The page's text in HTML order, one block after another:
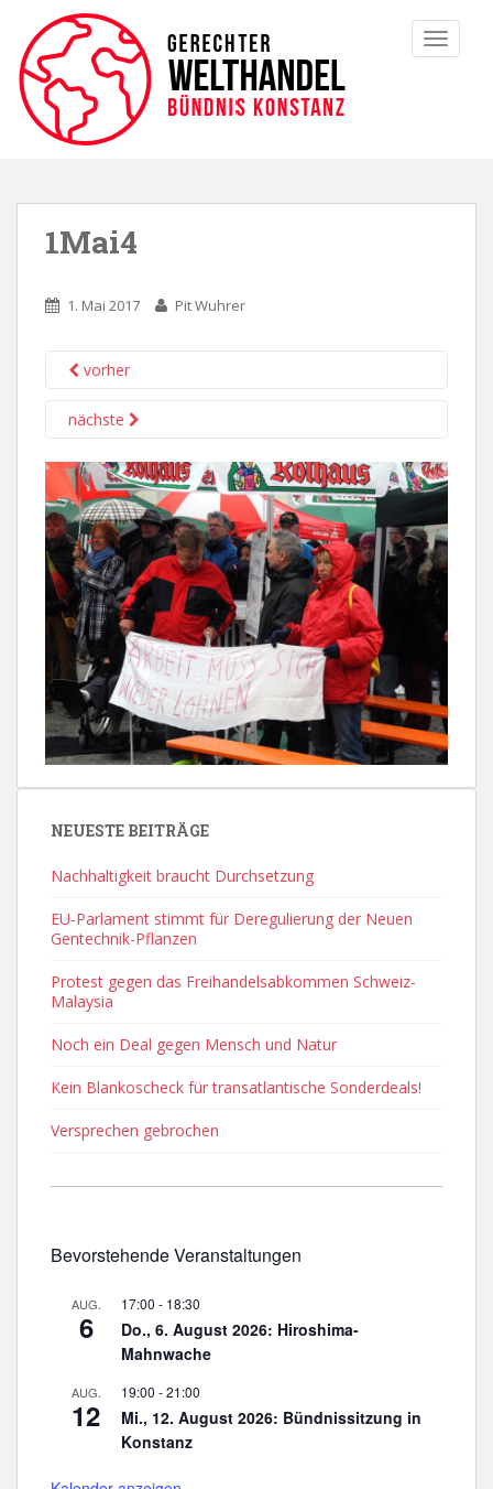
1Mai4
1. Mai 2017 Pit Wuhrer
vorher
nächste
NEUESTE BEITRÄGE
Nachhaltigkeit braucht Durchsetzung
EU-Parlament stimmt für Deregulierung der Neuen
Gentechnik-Pflanzen
Protest gegen das Freihandelsabkommen Schweiz-
Malaysia
Noch ein Deal gegen Mensch und Natur
Kein Blankoscheck für transatlantische Sonderdeals!
Versprechen gebrochen
Bevorstehende Veranstaltungen
AUG.
6
17:00 - 18:30
Do., 6. August 2026: Hiroshima-
Mahnwache
AUG.
12
19:00 -21:00
Mi., 12. August 2026: Bündnissitzung in
Konstanz